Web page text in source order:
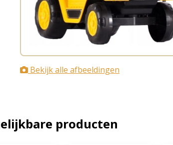
Bekijk alle afbeeldingen
producten